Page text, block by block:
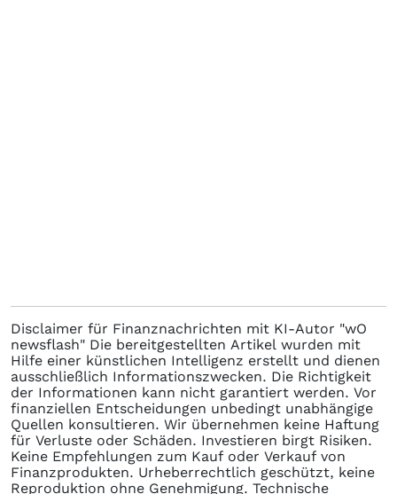
Disclaimer für Finanznachrichten mit KI-Autor "wO
newsflash" Die bereitgestellten Artikel wurden mit
Hilfe einer künstlichen Intelligenz erstellt und dienen
ausschließlich Informationszwecken. Die Richtigkeit
der Informationen kann nicht garantiert werden. Vor
finanziellen Entscheidungen unbedingt unabhängige
Quellen konsultieren. Wir übernehmen keine Haftung
für Verluste oder Schäden. Investieren birgt Risiken.
Keine Empfehlungen zum Kauf oder Verkauf von
Finanzprodukten. Urheberrechtlich geschützt, keine
Reproduktion ohne Genehmigung. Technische